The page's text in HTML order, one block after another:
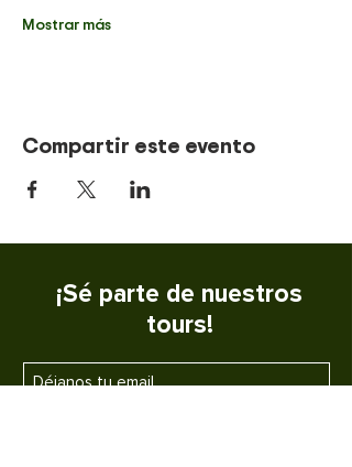
Mostrar más
Compartir este evento
¡Sé parte de nuestros
tours!